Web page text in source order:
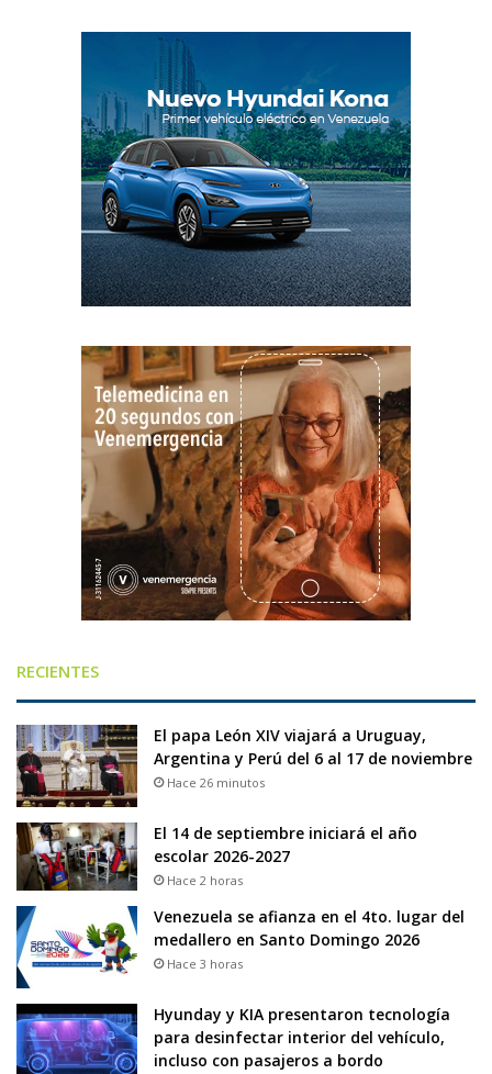
RECIENTES
El papa León XIV viajará a Uruguay,
Argentina y Perú del 6 al 17 de noviembre
Hace 26 minutos
El 14 de septiembre iniciará el año
escolar 2026-2027
Hace 2 horas
Venezuela se afianza en el 4to. lugar del
medallero en Santo Domingo 2026
Hace 3 horas
Hyunday y KIA presentaron tecnología
para desinfectar interior del vehículo,
incluso con pasajeros a bordo